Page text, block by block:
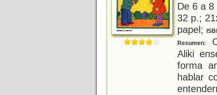
De 6 a
32 p.;
papel;
Resumen:
Aliki
forma
hablar